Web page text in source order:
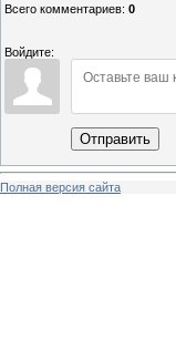
Всего комментариев: 0
Войдите:
Отправить
Полная версия сайта